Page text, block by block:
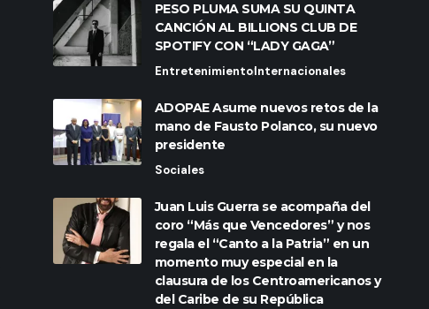
PESO PLUMA SUMA SU QUINTA
CANCIÓN AL BILLIONS CLUB DE
SPOTIFY CON “LADY GAGA”
EntretenimientoInternacionales
ADOPAE Asume nuevos retos de la
mano de Fausto Polanco, su nuevo
presidente
Sociales
Juan Luis Guerra se acompaña del
coro “Más que Vencedores” y nos
regala el “Canto a la Patria” en un
momento muy especial en la
clausura de los Centroamericanos y
del Caribe de su República